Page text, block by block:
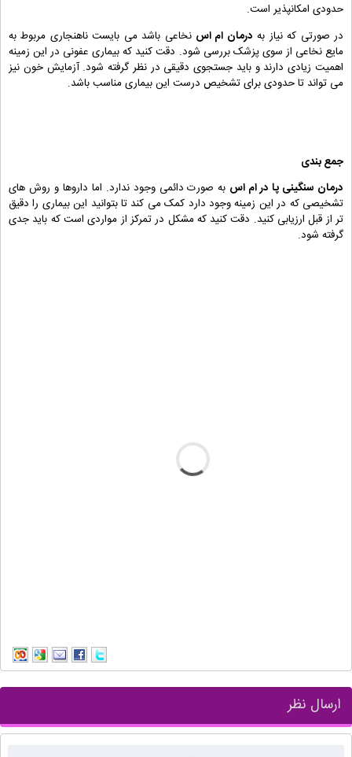
حدودی امکانپذیر است.
در صورتی که نیاز به درمان ام اس نخاعی باشد می بایست ناهنجاری مربوط به
مایع نخاعی از سوی پزشک بررسی شود. دقت کنید که بیماری عفونی در این زمینه
اهمیت زیادی دارند و باید جستجوی دقیقی در نظر گرفته شود. آزمایش خون نیز
می تواند تا حدودی برای تشخیص درست این بیماری مناسب باشد.
جمع بندی
درمان سنگینی پا در ام اس به صورت دائمی وجود ندارد. اما داروها و روش های
تشخیصی که در این زمینه وجود دارد کمک می کند تا بتوانید این بیماری را دقیق
تر از قبل ارزیابی کنید. دقت کنید که مشکل در تمرکز از مواردی است که باید جدی
گرفته شود.
ارسال نظر